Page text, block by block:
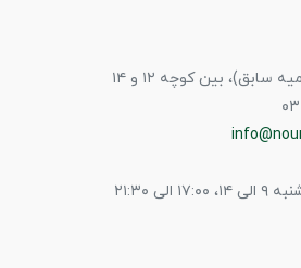
بین کوچه ۱۲ و ۱۴
۲۱:۳۰